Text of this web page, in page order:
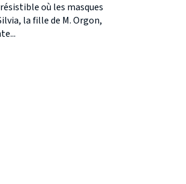
où les masques
la fille de M. Orgon,